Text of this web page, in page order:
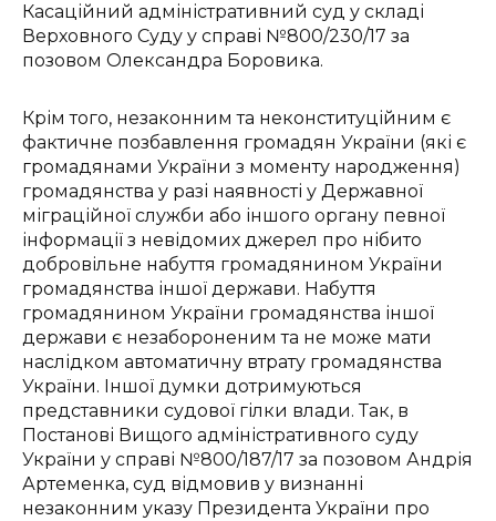
Касаційний адміністративний суд у складі
Верховного Суду у справі №800/230/17 за
позовом Олександра Боровика.
Крім того, незаконним та неконституційним є
фактичне позбавлення громадян України (які є
громадянами України з моменту народження)
громадянства у разі наявності у Державної
міграційної служби або іншого органу певної
інформації з невідомих джерел про нібито
добровільне набуття громадянином України
громадянства іншої держави. Набуття
громадянином України громадянства іншої
держави є незабороненим та не може мати
наслідком автоматичну втрату громадянства
України. Іншої думки дотримуються
представники судової гілки влади. Так, в
Постанові Вищого адміністративного суду
України у справі №800/187/17 за позовом Андрія
Артеменка, суд відмовив у визнанні
незаконним указу Президента України про